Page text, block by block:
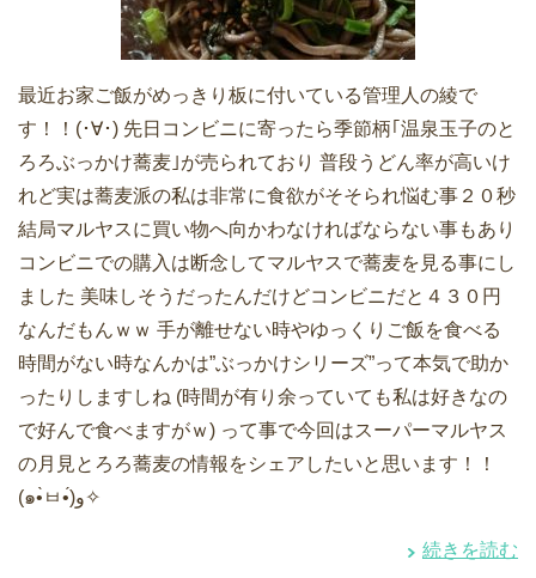
最近お家ご飯がめっきり板に付いている管理人の綾で
す！！(･∀･) 先日コンビニに寄ったら季節柄｢温泉玉子のと
ろろぶっかけ蕎麦｣が売られており 普段うどん率が高いけ
れど実は蕎麦派の私は非常に食欲がそそられ悩む事２０秒
結局マルヤスに買い物へ向かわなければならない事もあり
コンビニでの購入は断念してマルヤスで蕎麦を見る事にし
ました 美味しそうだったんだけどコンビニだと４３０円
なんだもんｗｗ 手が離せない時やゆっくりご飯を食べる
時間がない時なんかは”ぶっかけシリーズ”って本気で助か
ったりしますしね (時間が有り余っていても私は好きなの
で好んで食べますがｗ) って事で今回はスーパーマルヤス
の月見とろろ蕎麦の情報をシェアしたいと思います！！
(๑•̀ㅂ•́)و✧
続きを読む